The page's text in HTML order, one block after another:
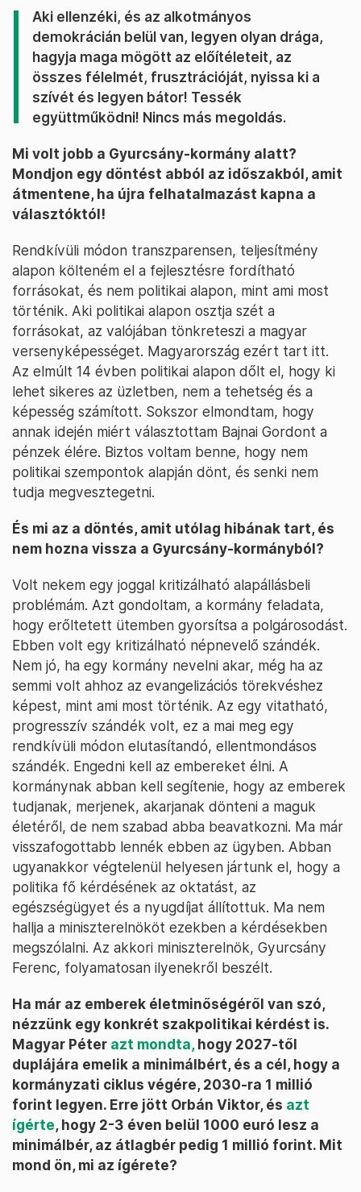
Aki ellenzéki, és az alkotmányos
demokrácián belül van, legyen olyan drága,
hagyja maga mögött az előítéleteit, az
összes félelmét, frusztrációját, nyissa ki a
szívét és legyen bátor! Tessék
együttműködni! Nincs más megoldás.
Mi volt jobb a Gyurcsány-kormány alatt?
Mondjon egy döntést abból az időszakból, amit
átmentene, ha újra felhatalmazást kapna a
választóktól!
Rendkívüli módon transzparensen, teljesítmény
alapon költeném el a fejlesztésre fordítható
forrásokat, és nem politikai alapon, mint ami most
történik. Aki politikai alapon osztja szét a
forrásokat, az valójában tönkreteszi a magyar
versenyképességet. Magyarország ezért tart itt.
Az elmúlt 14 évben politikai alapon dőlt el, hogy ki
lehet sikeres az üzletben, nem a tehetség és a
képesség számított. Sokszor elmondtam, hogy
annak idején miért választottam Bajnai Gordont a
pénzek élére. Biztos voltam benne, hogy nem
politikai szempontok alapján dönt, és senki nem
tudja megvesztegetni.
És mi az a döntés, amit utólag hibának tart, és
nem hozna vissza a Gyurcsány-kormányból?
Volt nekem egy joggal kritizálható alapállásbeli
problémám. Azt gondoltam, a kormány feladata,
hogy erőltetett ütemben gyorsítsa a polgárosodást.
Ebben volt egy kritizálható népnevelő szándék.
Nem jó, ha egy kormány nevelni akar, még ha az
semmi volt ahhoz az evangelizációs törekvéshez
képest, mint ami most történik. Az egy vitatható,
progresszív szándék volt, ez a mai meg egy
rendkívüli módon elutasítandó, ellentmondásos
szándék. Engedni kell az embereket élni. A
kormánynak abban kell segítenie, hogy az emberek
tudjanak, merjenek, akarjanak dönteni a maguk
életéről, de nem szabad abba beavatkozni. Ma már
visszafogottabb lennék ebben az ügyben. Abban
ugyanakkor végtelenül helyesen jártunk el, hogy a
politika fő kérdésének az oktatást, az
egészségügyet és a nyugdíjat állítottuk. Ma nem
hallja a miniszterelnököt ezekben a kérdésekben
megszólalni. Az akkori miniszterelnök, Gyurcsány
Ferenc, folyamatosan ilyenekről beszélt.
Ha már az emberek életminőségéről van szó,
nézzünk egy konkrét szakpolitikai kérdést is.
Magyar Péter azt mondta,hogy 2027-től
duplájára emelik a minimálbért, és a cél, hogy a
kormányzati ciklus végére, 2030-ra 1 millió
forint legyen. Erre jött Orbán Viktor, és azt
ígérte, hogy 2-3 éven belül 1000 euró lesz a
minimálbér, az átlagbér pedig 1 millió forint. Mit
mond ön, mi az ígérete?